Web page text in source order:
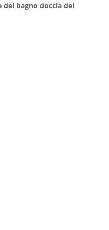
bagno doccia del